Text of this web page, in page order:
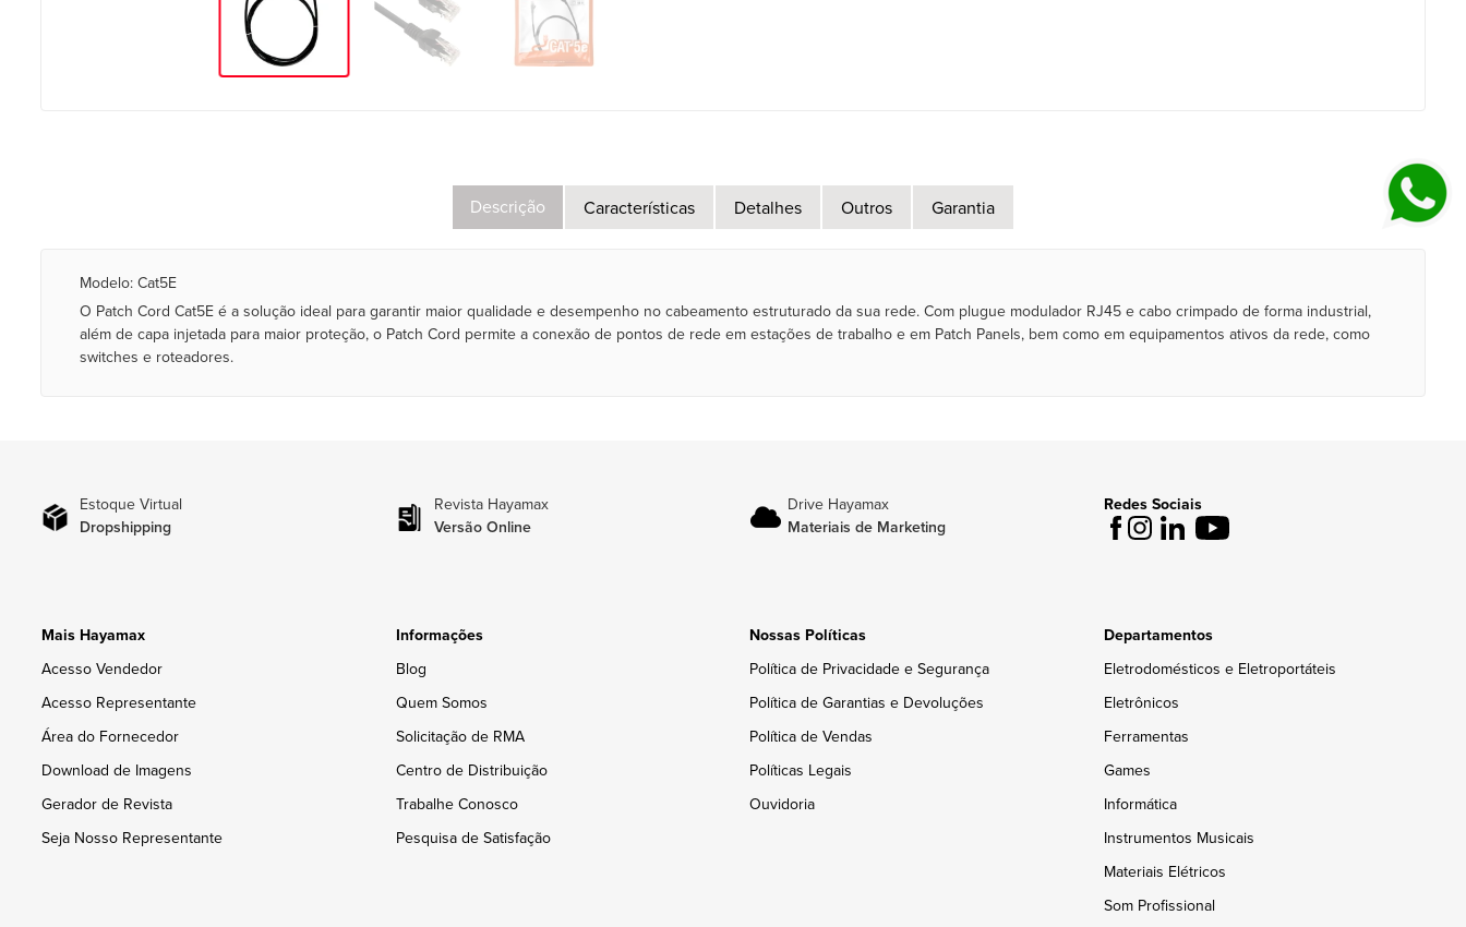
Descrição Características Detalhes Outros Garantia
Modelo: Cat5E
O Patch Cord Cat5E é a solução ideal para garantir maior qualidade e desempenho no cabeamento estruturado da sua rede. Com plugue modulador RJ45 e cabo crimpado de forma industrial,
além de capa injetada para maior proteção, o Patch Cord permite a conexão de pontos de rede em estações de trabalho e em Patch Panels, bem como em equipamentos ativos da rede, como
switches e roteadores.
Estoque Virtual
Dropshipping
Revista Hayamax
Versão Online
Drive Hayamax
Materiais de Marketing
Redes Sociais
Mais Hayamax
Acesso Vendedor
Acesso Representante
Área do Fornecedor
Download de Imagens
Gerador de Revista
Seja Nosso Representante
Informações
Blog
Quem Somos
Solicitação de RMA
Centro de Distribuição
Trabalhe Conosco
Pesquisa de Satisfação
Nossas Políticas
Política de Privacidade e Segurança
Política de Garantias e Devoluções
Política de Vendas
Políticas Legais
Ouvidoria
Departamentos
Eletrodomésticos e Eletroportáteis
Eletrônicos
Ferramentas
Games
Informática
Instrumentos Musicais
Materiais Elétricos
Som Profissional